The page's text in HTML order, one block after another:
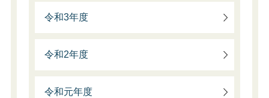
令和3年度
令和2年度
令和元年度